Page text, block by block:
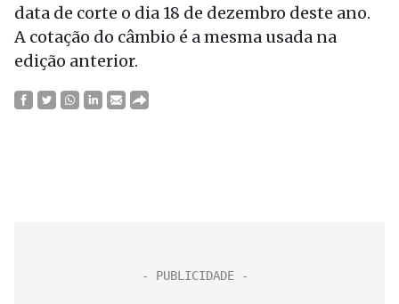
data de corte o dia 18 de dezembro deste ano.
A cotação do câmbio é a mesma usada na
edição anterior.